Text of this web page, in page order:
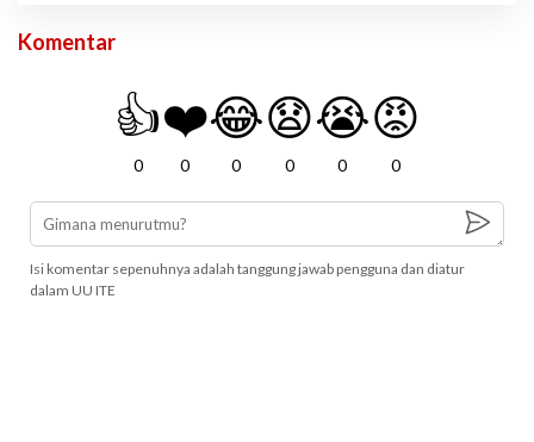
Komentar
👍
0
❤️
0
😂
0
😧
0
😭
0
😡
0
Isi komentar sepenuhnya adalah tanggung jawab pengguna dan diatur
dalam UU ITE